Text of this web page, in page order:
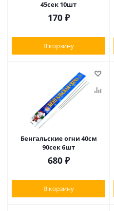
45сек 10шт
170₽
В корзину
Бенгальские огни 40см
90сек 6шт
680₽
В корзину